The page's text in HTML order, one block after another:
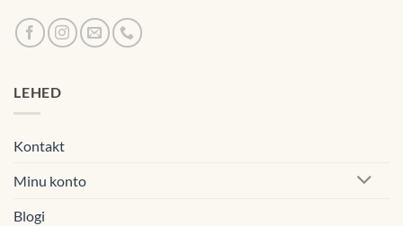
LEHED
Kontakt
Minu konto
Blogi